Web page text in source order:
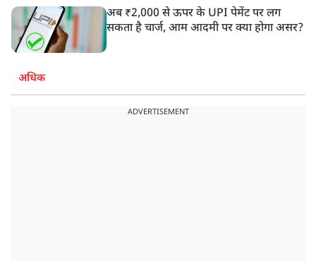
अब ₹2,000 से ऊपर के UPI पेमेंट पर लग
सकता है चार्ज, आम आदमी पर क्या होगा असर?
अधिक
ADVERTISEMENT